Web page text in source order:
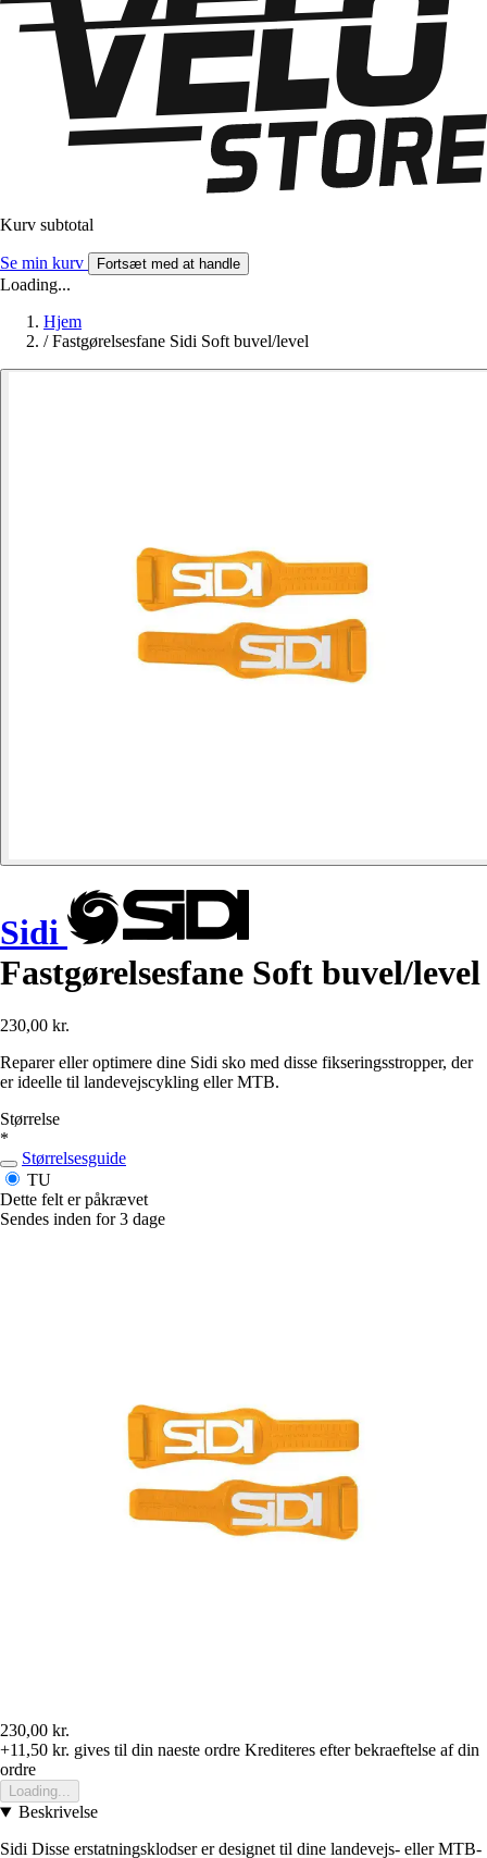
Kurv subtotal
Se min kurv Fortsæt med at handle
Loading...
Hjem
/ Fastgørelsesfane Sidi Soft buvel/level
Sidi
Fastgørelsesfane Soft buvel/level
230,00 kr.
Reparer eller optimere dine Sidi sko med disse fikseringsstropper, der
er ideelle til landevejscykling eller MTB.
Størrelse
*
Størrelsesguide
TU
Dette felt er påkrævet
Sendes inden for 3 dage
230,00 kr.
+11,50 kr. gives til din naeste ordre Krediteres efter bekraeftelse af din
ordre
Loading...
Beskrivelse
Sidi Disse erstatningsklodser er designet til dine landevejs- eller MTB-